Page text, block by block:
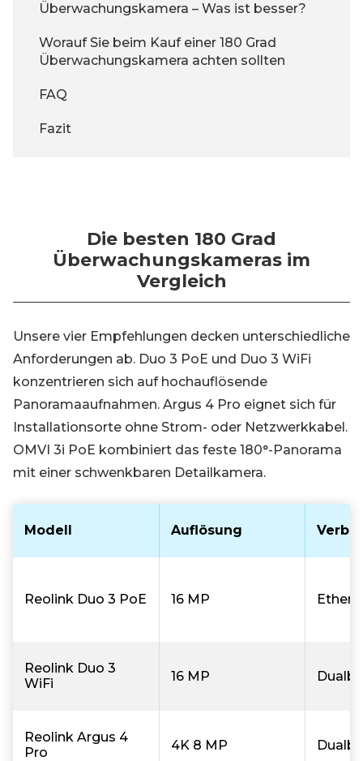
Überwachungskamera – Was ist besser?
Worauf Sie beim Kauf einer 180 Grad
Überwachungskamera achten sollten
FAQ
Fazit
Die besten 180 Grad
Überwachungskameras im
Vergleich
Unsere vier Empfehlungen decken unterschiedliche
Anforderungen ab. Duo 3 PoE und Duo 3 WiFi
konzentrieren sich auf hochauflösende
Panoramaaufnahmen. Argus 4 Pro eignet sich für
Installationsorte ohne Strom- oder Netzwerkkabel.
OMVI 3i PoE kombiniert das feste 180°-Panorama
mit einer schwenkbaren Detailkamera.
Modell Auflösung
Reolink Duo 3 PoE 16 MP
Reolink Duo 3
WiFi
16 MP
Reolink Argus 4
Pro
4K 8 MP